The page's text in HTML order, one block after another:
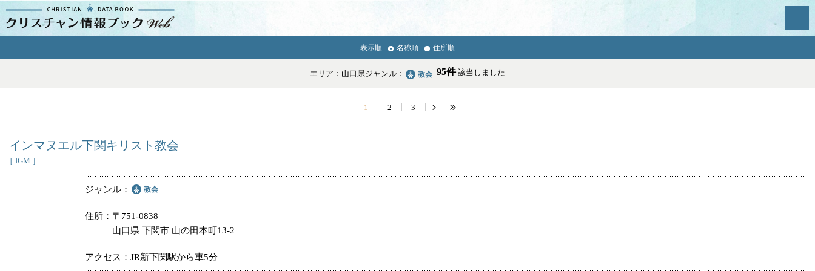
情報ブックとは
News & Topics
学校・幼稚園・神学校
表示順 名称順 住所順
エリア：山口県ジャンル： 教会 95件該当しました
1 2 3
インマヌエル下関キリスト教会
［ IGM ］
ジャンル 教会
住所
〒751-0838
山口県 下関市 山の田本町13-2
アクセス JR新下関駅から車5分